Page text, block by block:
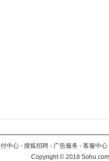
中心 - 搜狐招聘 - 广告服务 - 客服中心
Copyright©2018